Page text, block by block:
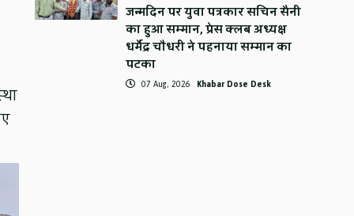
जन्मदिन पर युवा पत्रकार सचिन सैनी
का हुआ सम्मान, प्रेस क्लब अध्यक्ष
धर्मेंद्र चौधरी ने पहनाया सम्मान का
पटका
07 Aug, 2026 Khabar Dose Desk